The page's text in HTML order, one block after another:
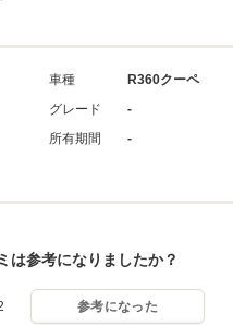
車種
R360クーペ
グレード
-
所有期間
-
は参考になりましたか？
参考になった